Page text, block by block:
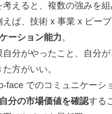
考えると、複数の強みを
えば、技術 x 事業 x ピー
ーション能力。
自分がやったこと、自分
方がいい。
face でのコミュニケーシ
分の市場価値を確認する